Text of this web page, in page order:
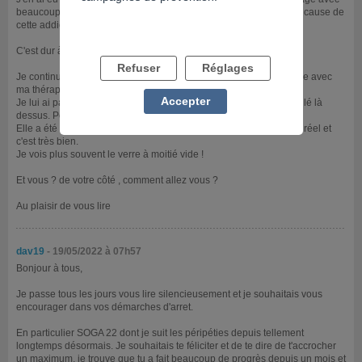
beaucoup d'honnêté les galères dans lesquelles elle s'est mise à cause de
cette addicition. Cela l'a mené à des situations dramatiques.
C'est dur à lire , ça revèle le danger extreme de notre addiction.
Je continue ma route vers la liberté ! J'ai fait une séance d'hypnose avec
ma thérapeute. Ca m'a fait beaucoup de bien.
Je lui ai parlé de mes 3 soirs de jeux en démo. Nous avons travaillé là
dessus. Pour que la réponse à mon stress ne soit plus le jeu.
Elle a été bienveillante en me disant que je n'ai pas joué d'argent réel et
c'est très bien.
Je vois plus souvent le verre à moitié vide !
Et vous ? de votre côté , comment allez vous ?
Au plaisir de vous lire
dav19 - 19/05/2022 à 07h57
Bonjour à tous,
Je passe tous les jours vous lire silencieusement et je souhaitais vous
encourager dans vos démarches d'arret.
En particulier SOGA 22 dont je suit les péripéties depuis tellement
longtemps désormais. Je souhaitais te féliciter et de te dire de t'accrocher
un maximum, je trouve que tu a fait beaucoup de progrès depuis un mois et
Refuser Réglages
Accepter